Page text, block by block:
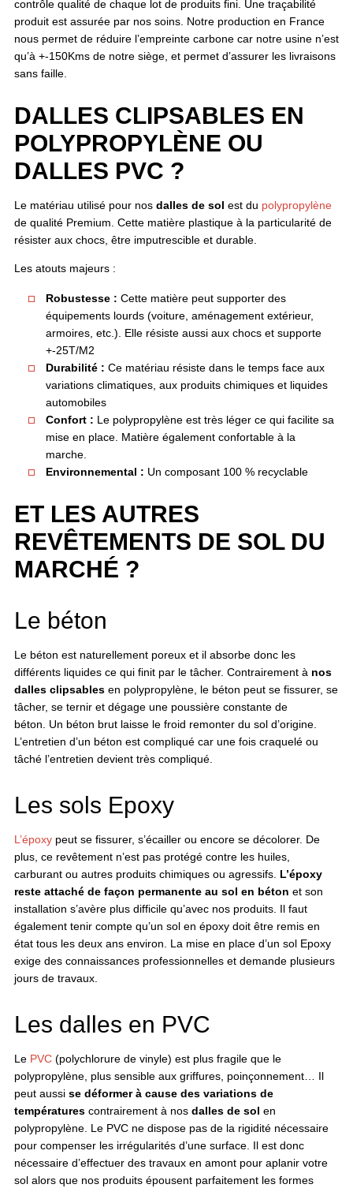
contrôle qualité de chaque lot de produits fini. Une traçabilité
produit est assurée par nos soins. Notre production en France
nous permet de réduire l’empreinte carbone car notre usine n’est
qu’à +-150Kms de notre siège, et permet d’assurer les livraisons
sans faille.
DALLES CLIPSABLES EN
POLYPROPYLÈNE OU
DALLES PVC ?
Le matériau utilisé pour nos dalles de sol est du polypropylène
de qualité Premium. Cette matière plastique à la particularité de
résister aux chocs, être imputrescible et durable.
Les atouts majeurs :
Robustesse : Cette matière peut supporter des
équipements lourds (voiture, aménagement extérieur,
armoires, etc.). Elle résiste aussi aux chocs et supporte
+-25T/M2
Durabilité : Ce matériau résiste dans le temps face aux
variations climatiques, aux produits chimiques et liquides
automobiles
Confort : Le polypropylène est très léger ce qui facilite sa
mise en place. Matière également confortable à la
marche.
Environnemental : Un composant 100 % recyclable
ET LES AUTRES
REVÊTEMENTS DE SOL DU
MARCHÉ ?
Le béton
Le béton est naturellement poreux et il absorbe donc les
différents liquides ce qui finit par le tâcher. Contrairement à nos
dalles clipsables en polypropylène, le béton peut se fissurer, se
tâcher, se ternir et dégage une poussière constante de
béton. Un béton brut laisse le froid remonter du sol d’origine.
L’entretien d’un béton est compliqué car une fois craquelé ou
tâché l’entretien devient très compliqué.
Les sols Epoxy
L’époxy peut se fissurer, s’écailler ou encore se décolorer. De
plus, ce revêtement n’est pas protégé contre les huiles,
carburant ou autres produits chimiques ou agressifs. L’époxy
reste attaché de façon permanente au sol en béton et son
installation s’avère plus difficile qu’avec nos produits. Il faut
également tenir compte qu’un sol en époxy doit être remis en
état tous les deux ans environ. La mise en place d’un sol Epoxy
exige des connaissances professionnelles et demande plusieurs
jours de travaux.
Les dalles en PVC
Le PVC(polychlorure de vinyle) est plus fragile que le
polypropylène, plus sensible aux griffures, poinçonnement… Il
peut aussi se déformer à cause des variations de
températurescontrairement à nosdalles de sol en
polypropylène. Le PVC ne dispose pas de la rigidité nécessaire
pour compenser les irrégularités d’une surface. Il est donc
nécessaire d’effectuer des travaux en amont pour aplanir votre
sol alors que nos produits épousent parfaitement les formes